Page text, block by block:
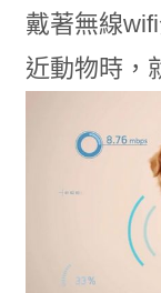
戴著無線
近動物時，